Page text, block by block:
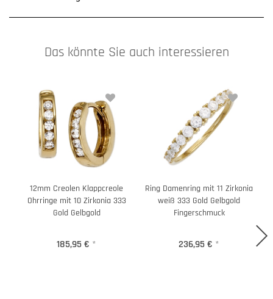
Das könnte Sie auch interessieren
12mm Creolen Klappcreole
Ohrringe mit 10 Zirkonia 333
Gold Gelbgold
185,95 € *
Ring Damenring mit 11 Zirkonia
weiß 333 Gold Gelbgold
Fingerschmuck
236,95 € *